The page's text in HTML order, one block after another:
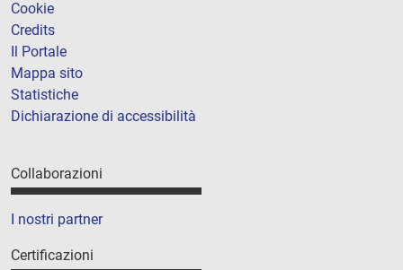
Cookie
Credits
Il Portale
Mappa sito
Statistiche
Dichiarazione di accessibilità
Collaborazioni
I nostri partner
Certificazioni